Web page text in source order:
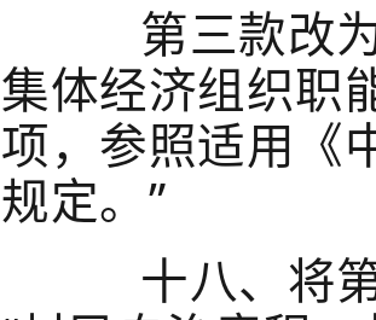
第三款改为
集体经济组织职
项，参照适用《
规定。”
十八、将第